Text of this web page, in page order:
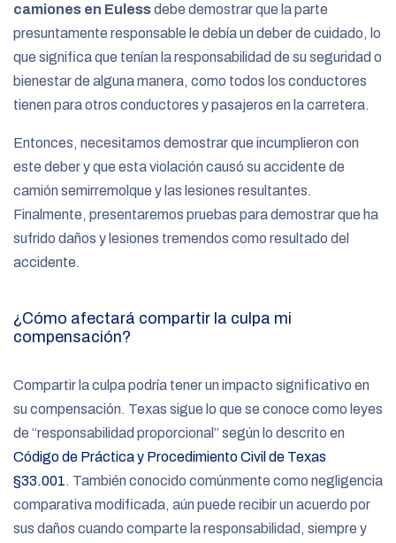
camiones en Eulessdebe demostrar que la parte
presuntamente responsable le debía un deber de cuidado, lo
que significa que tenían la responsabilidad de su seguridad o
bienestar de alguna manera, como todos los conductores
tienen para otros conductores y pasajeros en la carretera.
Entonces, necesitamos demostrar que incumplieron con
este deber y que esta violación causó su accidente de
camión semirremolque y las lesiones resultantes.
Finalmente, presentaremos pruebas para demostrar que ha
sufrido daños y lesiones tremendos como resultado del
accidente.
¿Cómo afectará compartir la culpa mi
compensación?
Compartir la culpa podría tener un impacto significativo en
su compensación. Texas sigue lo que se conoce como leyes
de “responsabilidad proporcional” según lo descrito en
Código de Práctica y Procedimiento Civil de Texas
§33.001. También conocido comúnmente como negligencia
comparativa modificada, aún puede recibir un acuerdo por
sus daños cuando comparte la responsabilidad, siempre y